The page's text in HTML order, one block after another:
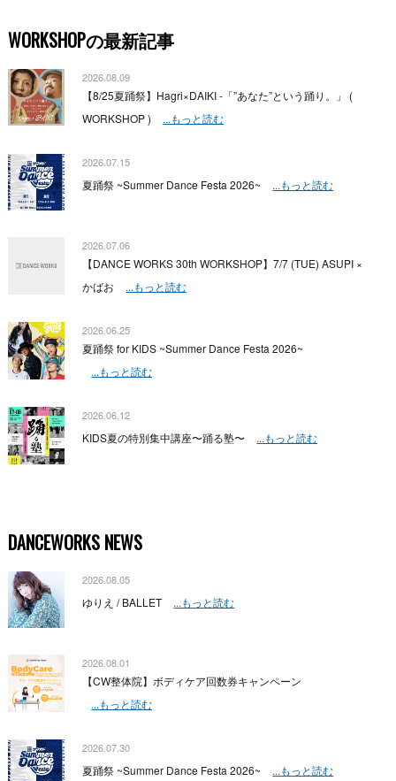
WORKSHOPの最新記事
2026.08.09
【8/25夏踊祭】Hagri×DAIKI -「”あなた”という踊り。」 (
WORKSHOP )
...もっと読む
2026.07.15
夏踊祭 ~Summer Dance Festa 2026~ ...もっと読む
2026.07.06
【DANCE WORKS 30th WORKSHOP】7/7 (TUE) ASUPI ×
かばお
...もっと読む
2026.06.25
夏踊祭 for KIDS ~Summer Dance Festa 2026~
...もっと読む
2026.06.12
KIDS夏の特別集中講座〜踊る塾〜 ...もっと読む
DANCEWORKS NEWS
2026.08.05
ゆりえ / BALLET ...もっと読む
2026.08.01
【CW整体院】ボディケア回数券キャンペーン
...もっと読む
2026.07.30
夏踊祭 ~Summer Dance Festa 2026~ ...もっと読む